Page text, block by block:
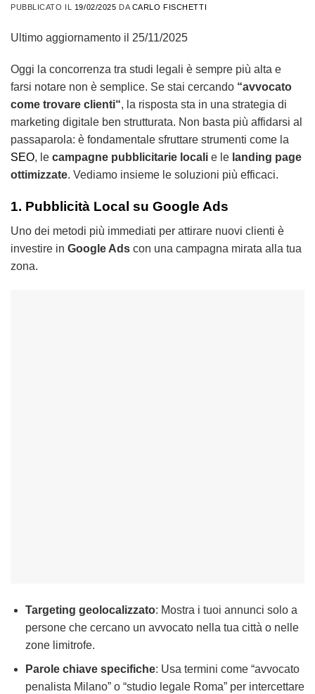
PUBBLICATO IL 19/02/2025 DA CARLO FISCHETTI
Ultimo aggiornamento il 25/11/2025
Oggi la concorrenza tra studi legali è sempre più alta e
farsi notare non è semplice. Se stai cercando “avvocato
come trovare clienti“, la risposta sta in una strategia di
marketing digitale ben strutturata. Non basta più affidarsi al
passaparola: è fondamentale sfruttare strumenti come la
SEO, le campagne pubblicitarie locali e le landing page
ottimizzate. Vediamo insieme le soluzioni più efficaci.
1. Pubblicità Local su Google Ads
Uno dei metodi più immediati per attirare nuovi clienti è
investire in Google Ads con una campagna mirata alla tua
zona.
Targeting geolocalizzato: Mostra i tuoi annunci solo a
persone che cercano un avvocato nella tua città o nelle
zone limitrofe.
Parole chiave specifiche: Usa termini come “avvocato
penalista Milano” o “studio legale Roma” per intercettare